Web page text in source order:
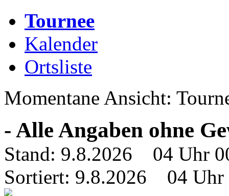
Tournee
Kalender
Ortsliste
Momentane Ansicht:
- Alle Angaben ohne
Stand: 9.8.2026 04 Uhr
Sortiert: 9.8.2026 04 Uhr